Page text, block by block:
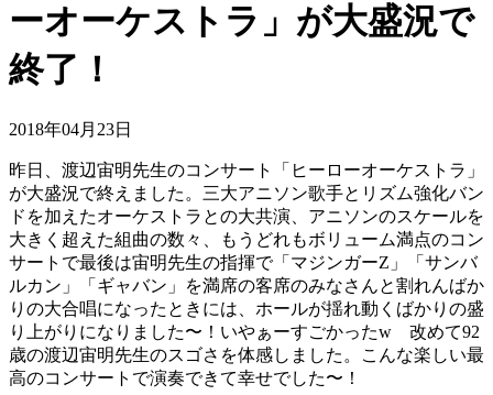
ーオーケストラ」が大盛況で
終了！
2018年04月23日
昨日、渡辺宙明先生のコンサート「ヒーローオーケストラ」
が大盛況で終えました。三大アニソン歌手とリズム強化バン
ドを加えたオーケストラとの大共演、アニソンのスケールを
大きく超えた組曲の数々、もうどれもボリューム満点のコン
サートで最後は宙明先生の指揮で「マジンガーZ」「サンバ
ルカン」「ギャバン」を満席の客席のみなさんと割れんばか
りの大合唱になったときには、ホールが揺れ動くばかりの盛
り上がりになりました〜！いやぁーすごかったw 改めて92
歳の渡辺宙明先生のスゴさを体感しました。こんな楽しい最
高のコンサートで演奏できて幸せでした〜！